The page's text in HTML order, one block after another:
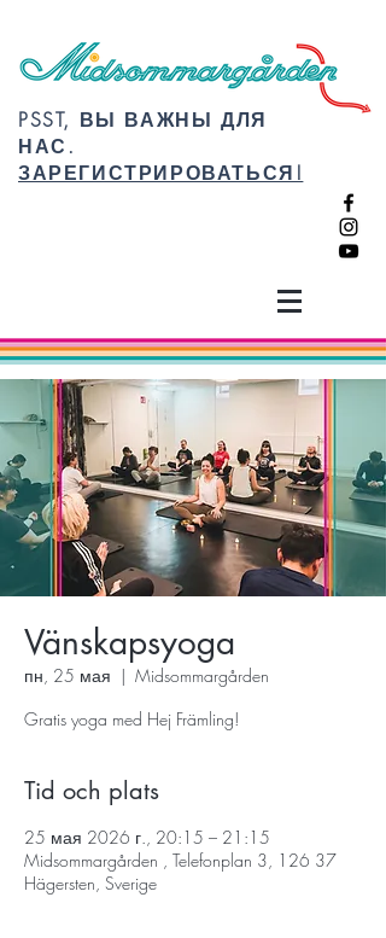
PSST, ВЫ ВАЖНЫ ДЛЯ
НАС.
ЗАРЕГИСТРИРОВАТЬСЯ!
Vänskapsyoga
пн, 25 мая
  |
Midsommargården
Gratis yoga med Hej Främling!
Tid och plats
25 мая 2026 г., 20:15 – 21:15
Midsommargården , Telefonplan 3, 126 37
Hägersten, Sverige